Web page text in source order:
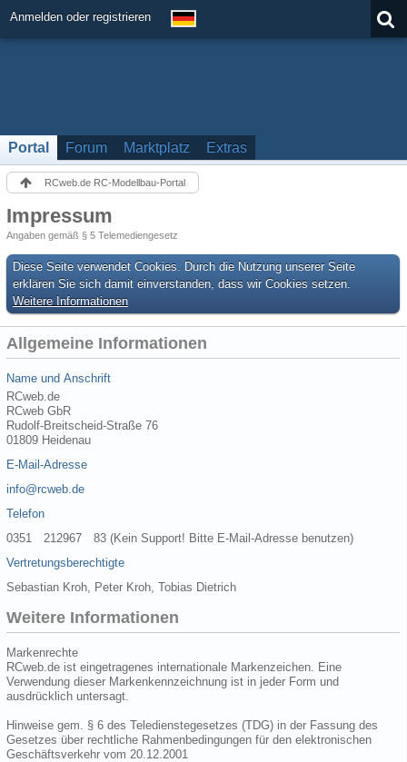
Anmelden oder registrieren
Portal Forum Marktplatz Extras
RCweb.de RC-Modellbau-Portal
Impressum
Angaben gemäß § 5 Telemediengesetz
Diese Seite verwendet Cookies. Durch die Nutzung unserer Seite
erklären Sie sich damit einverstanden, dass wir Cookies setzen.
Weitere Informationen
Allgemeine Informationen
Name und Anschrift
RCweb.de
RCweb GbR
Rudolf-Breitscheid-Straße 76
01809 Heidenau
E-Mail-Adresse
info@rcweb.de
Telefon
0351 212967 83 (Kein Support! Bitte E-Mail-Adresse benutzen)
Vertretungsberechtigte
Sebastian Kroh, Peter Kroh, Tobias Dietrich
Weitere Informationen
Markenrechte
RCweb.de ist eingetragenes internationale Markenzeichen. Eine
Verwendung dieser Markenkennzeichnung ist in jeder Form und
ausdrücklich untersagt.
Hinweise gem. § 6 des Teledienstegesetzes (TDG) in der Fassung des
Gesetzes über rechtliche Rahmenbedingungen für den elektronischen
Geschäftsverkehr vom 20.12.2001